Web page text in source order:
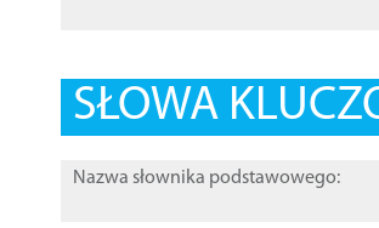
SŁOWA
Nazwa słownika podstawowego: